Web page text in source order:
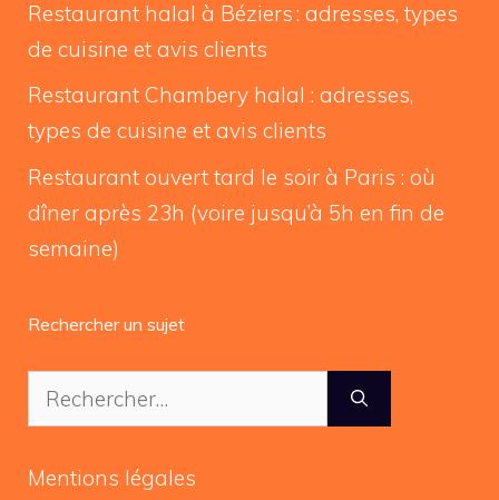
Restaurant halal à Béziers : adresses, types
de cuisine et avis clients
Restaurant Chambery halal : adresses,
types de cuisine et avis clients
Restaurant ouvert tard le soir à Paris : où
dîner après 23h (voire jusqu’à 5h en fin de
semaine)
Rechercher un sujet
Rechercher :
Mentions légales